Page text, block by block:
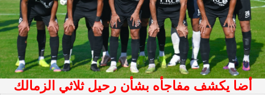
أضا يكشف مفاجأه بشأن رحيل ثلاثي الزمالك